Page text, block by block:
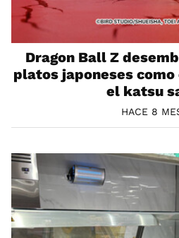
Dragon Ball Z
platos japoneses
el katsu
HACE 8